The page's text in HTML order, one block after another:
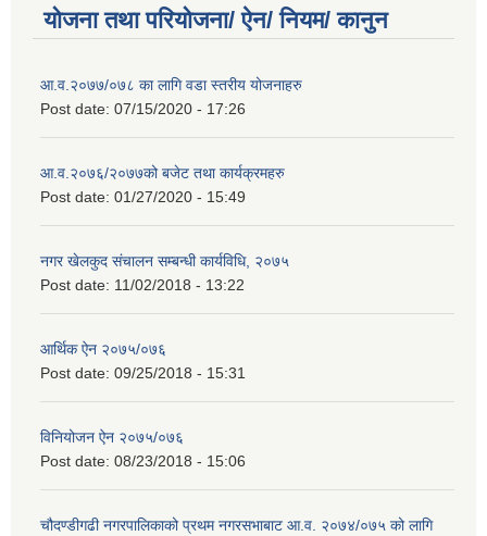
योजना तथा परियोजना/ ऐन/ नियम/ कानुन
आ.व.२०७७/०७८ का लागि वडा स्तरीय योजनाहरु
Post date: 07/15/2020 - 17:26
आ.व.२०७६/२०७७को बजेट तथा कार्यक्रमहरु
Post date: 01/27/2020 - 15:49
नगर खेलकुद संचालन सम्बन्धी कार्यविधि, २०७५
Post date: 11/02/2018 - 13:22
आर्थिक ऐन २०७५/०७६
Post date: 09/25/2018 - 15:31
विनियोजन ऐन २०७५/०७६
Post date: 08/23/2018 - 15:06
चौदण्डीगढी नगरपालिकाको प्रथम नगरसभाबाट आ.व. २०७४/०७५ को लागि